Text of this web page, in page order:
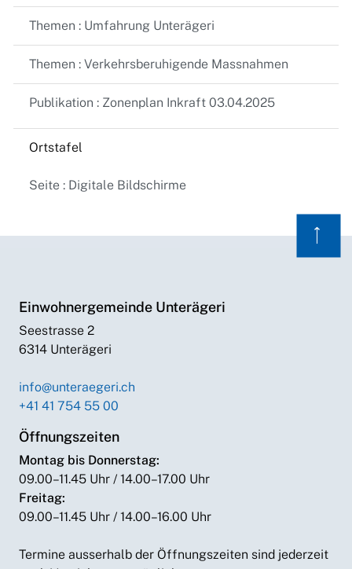
Themen : Umfahrung Unterägeri
Themen : Verkehrsberuhigende Massnahmen
Publikation : Zonenplan Inkraft 03.04.2025
Ortstafel
Seite : Digitale Bildschirme
Einwohnergemeinde Unterägeri
Seestrasse 2
6314 Unterägeri
info@unteraegeri.ch
+41 41 754 55 00
Öffnungszeiten
Montag bis Donnerstag:
09.00–11.45 Uhr / 14.00–17.00 Uhr
Freitag:
09.00–11.45 Uhr / 14.00–16.00 Uhr
Termine ausserhalb der Öffnungszeiten sind jederzeit
⟶